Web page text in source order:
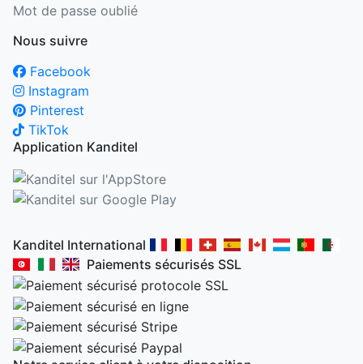
Mot de passe oublié
Nous suivre
Facebook
Instagram
Pinterest
TikTok
Application Kanditel
Kanditel International
Paiements sécurisés SSL